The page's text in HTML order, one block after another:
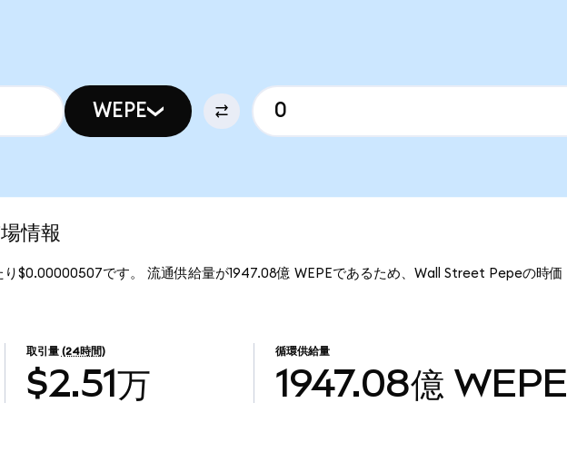
WEPE
情報
$0.00000507です。 流通供給量が1947.08億 WEPEであるため、Wall Street Pepeの時価
取引量 (24時間)
$2.51万
循環供給量
1947.08億 WEPE